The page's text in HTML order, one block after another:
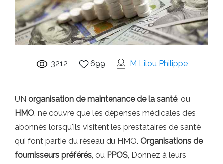
3212 699 M Lilou Philippe
UN organisation de maintenance de la santé, ou
HMO, ne couvre que les dépenses médicales des
abonnés lorsqu'ils visitent les prestataires de santé
qui font partie du réseau du HMO. Organisations de
fournisseurs préférés, ou PPOS, Donnez à leurs